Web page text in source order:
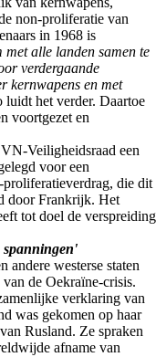
non-proliferatie van
in 1968 is
met alle landen samen te
verdergaande
kernwapens en met
luidt het verder. Daartoe
voortgezet en
Veiligheidsraad een
voor een
die dit
door Frankrijk. Het
tot doel de verspreiding
spanningen'
andere westerse staten
de Oekraïne-crisis.
verklaring van
was gekomen op haar
van Rusland. Ze spraken
afname van